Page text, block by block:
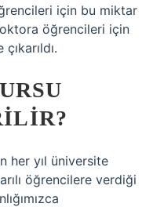
için bu miktar
öğrencileri için
her yıl üniversite
öğrencilere verdiği